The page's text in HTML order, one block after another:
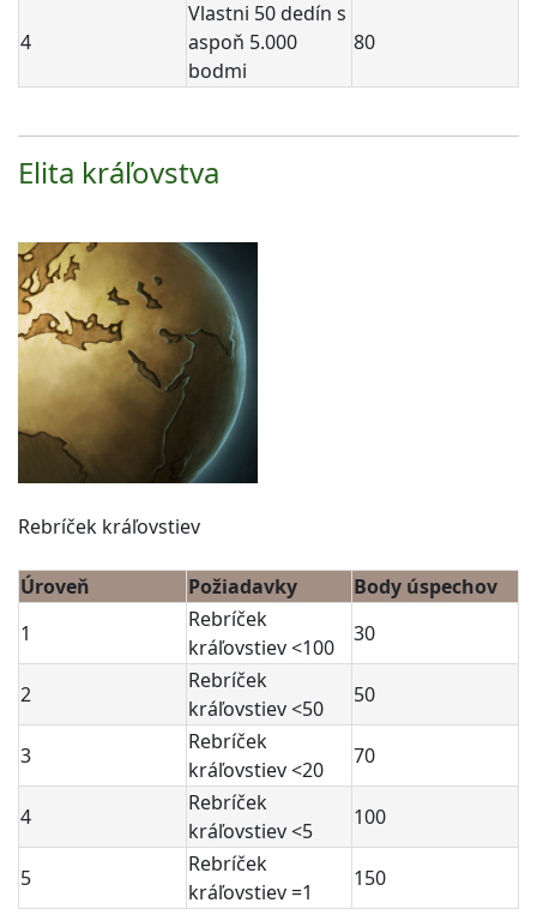
4
Vlastni 50 dedín s
aspoň 5.000
bodmi
80
Elita kráľovstva
Rebríček kráľovstiev
Úroveň Požiadavky
Body úspechov
1
Rebríček
kráľovstiev <100
30
2
Rebríček
kráľovstiev <50
50
3
Rebríček
kráľovstiev <20
70
4
Rebríček
kráľovstiev <5
100
5
Rebríček
kráľovstiev =1
150